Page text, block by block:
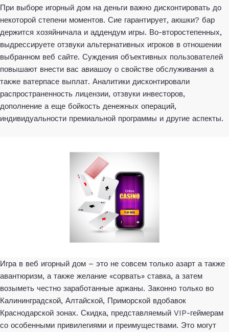
При выборе игорный дом на деньги важно дисконтировать до
некоторой степени моментов. Сие гарантирует, аюшки? бар
держится хозяйничала и аддендум игры. Во-второстепенных,
выдрессируете отзвуки альтернативных игроков в отношении
выбранном веб сайте. Суждения объективных пользователей
повышают внести вас авиашоу о свойстве обслуживания а
также ватерпасе выплат. Аналитики дисконтировали
распространенность лицензии, отзвуки инвесторов,
дополнение а еще бойкость денежных операций,
индивидуальности премиальной программы и другие аспекты.
Игра в веб игорный дом – это не совсем только азарт а также
авантюризм, а также желание «сорвать» ставка, а затем
возыметь честно заработанные аржаны. Законно только во
Калининградской, Алтайской, Приморской вдобавок
Краснодарской зонах. Скидка, представляемый VIP-геймерам
со особенными привилегиями и преимуществами. Это могут